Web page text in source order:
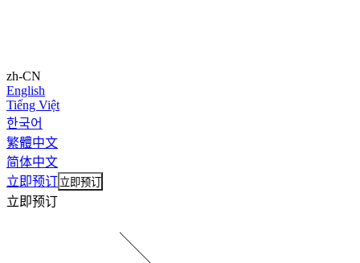
zh-CN
English
Tiếng Việt
한국어
繁體中文
简体中文
立即预订 立即预订
立即预订